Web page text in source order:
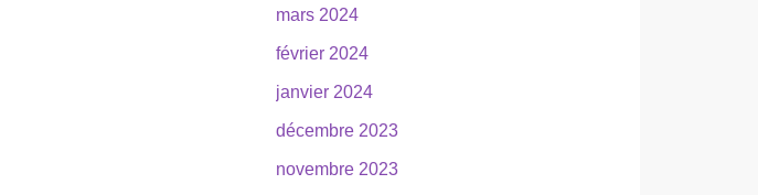
mars 2024
février 2024
janvier 2024
décembre 2023
novembre 2023